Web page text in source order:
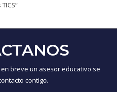
breve un asesor educativo se
contigo.